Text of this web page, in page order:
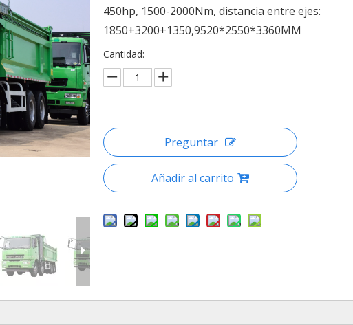
450hp, 1500-2000Nm, distancia entre ejes:
1850+3200+1350,9520*2550*3360MM
Cantidad:
Preguntar
Añadir al carrito